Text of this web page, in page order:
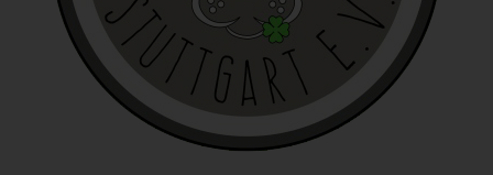
einer Kennung wie einem Namen, zu einer Kennnummer,
zu Standortdaten, zu einer Online-Kennung oder zu
einem oder mehreren besonderen Merkmalen, die
Ausdruck der physischen, physiologischen, genetischen,
psychischen, wirtschaftlichen, kulturellen oder sozialen
Identität dieser natürlichen Person sind, identifiziert